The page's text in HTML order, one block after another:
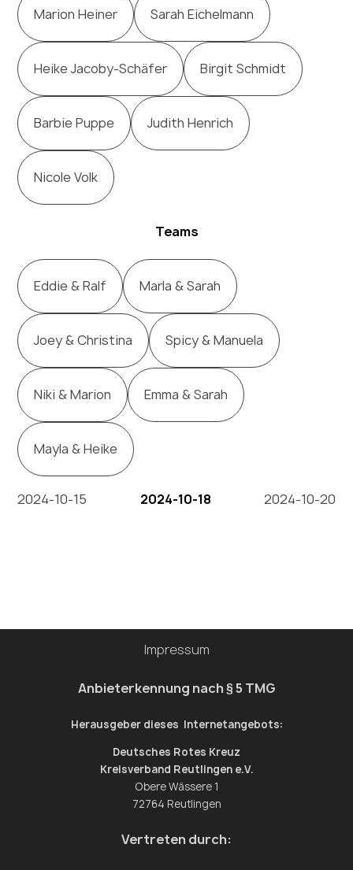
Marion Heiner Sarah Eichelmann
Heike Jacoby-Schäfer Birgit Schmidt
Barbie Puppe Judith Henrich
Nicole Volk
Teams
Eddie & Ralf Marla & Sarah
Joey & Christina Spicy & Manuela
Niki & Marion Emma & Sarah
Mayla & Heike
2024-10-15 2024-10-18 2024-10-20
Impressum
Anbieterkennung nach § 5 TMG
Herausgeber dieses Internetangebots:
Deutsches Rotes Kreuz
Kreisverband Reutlingen e.V.
Obere Wässere 1
72764 Reutlingen
Vertreten durch: